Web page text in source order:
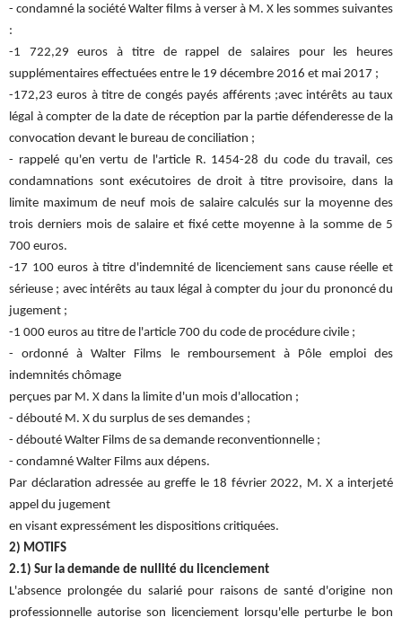
- condamné la société Walter films à verser à M. X les sommes suivantes
:
-1 722,29 euros à titre de rappel de salaires pour les heures
supplémentaires effectuées entre le 19 décembre 2016 et mai 2017 ;
-172,23 euros à titre de congés payés afférents ;avec intérêts au taux
légal à compter de la date de réception par la partie défenderesse de la
convocation devant le bureau de conciliation ;
- rappelé qu'en vertu de l'article R. 1454-28 du code du travail, ces
condamnations sont exécutoires de droit à titre provisoire, dans la
limite maximum de neuf mois de salaire calculés sur la moyenne des
trois derniers mois de salaire et fixé cette moyenne à la somme de 5
700 euros.
-17 100 euros à titre d'indemnité de licenciement sans cause réelle et
sérieuse ; avec intérêts au taux légal à compter du jour du prononcé du
jugement ;
-1 000 euros au titre de l'article 700 du code de procédure civile ;
- ordonné à Walter Films le remboursement à Pôle emploi des
indemnités chômage
perçues par M. X dans la limite d'un mois d'allocation ;
- débouté M. X du surplus de ses demandes ;
- débouté Walter Films de sa demande reconventionnelle ;
- condamné Walter Films aux dépens.
Par déclaration adressée au greffe le 18 février 2022, M. X a interjeté
appel du jugement
en visant expressément les dispositions critiquées.
2) MOTIFS
2.1) Sur la demande de nullité du licenciement
L'absence prolongée du salarié pour raisons de santé d'origine non
professionnelle autorise son licenciement lorsqu'elle perturbe le bon